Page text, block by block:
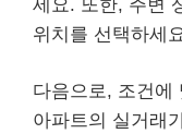
세요. 또한, 주변
위치를 선택하세
다음으로, 조건에
아파트의 실거래